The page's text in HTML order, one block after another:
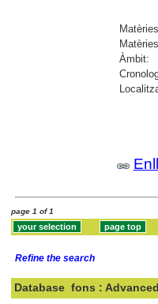
Àmbit:
page 1 of 1
Refine the search
Database fons :